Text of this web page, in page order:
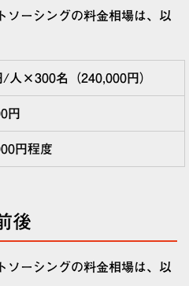
ソーシングの料金相場は、以
/人 ×300名（240,000円）
円
円程度
後
ソーシングの料金相場は、以